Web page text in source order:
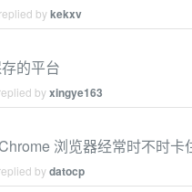
bykekxv
的平台
byxingye163
浏览器经常时不时卡
bydatocp